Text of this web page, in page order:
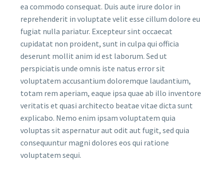
ea commodo consequat. Duis aute irure dolor in
reprehenderit in voluptate velit esse cillum dolore eu
fugiat nulla pariatur. Excepteur sint occaecat
cupidatat non proident, sunt in culpa qui officia
deserunt mollit anim id est laborum. Sed ut
perspiciatis unde omnis iste natus error sit
voluptatem accusantium doloremque laudantium,
totam rem aperiam, eaque ipsa quae ab illo inventore
veritatis et quasi architecto beatae vitae dicta sunt
explicabo. Nemo enim ipsam voluptatem quia
voluptas sit aspernatur aut odit aut fugit, sed quia
consequuntur magni dolores eos qui ratione
voluptatem sequi.